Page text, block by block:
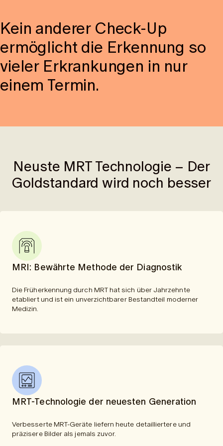
Kein anderer Check-Up
ermöglicht die Erkennung so
vieler Erkrankungen in nur
einem Termin.
Neuste MRT Technologie – Der
Goldstandard wird noch besser
MRI: Bewährte Methode der Diagnostik
Die Früherkennung durch MRT hat sich über Jahrzehnte
etabliert und ist ein unverzichtbarer Bestandteil moderner
Medizin.
MRT-Technologie der neuesten Generation
Verbesserte MRT-Geräte liefern heute detailliertere und
präzisere Bilder als jemals zuvor.